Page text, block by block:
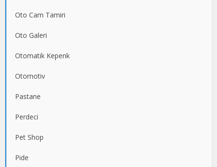
Oto Cam Tamiri
Oto Galeri
Otomatik Kepenk
Otomotiv
Pastane
Perdeci
Pet Shop
Pide